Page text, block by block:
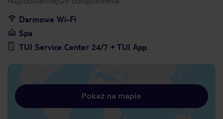
Darmowe Wi-Fi
Spa
TUI Service Center 24/7 + TUI App
Pokaż na mapie